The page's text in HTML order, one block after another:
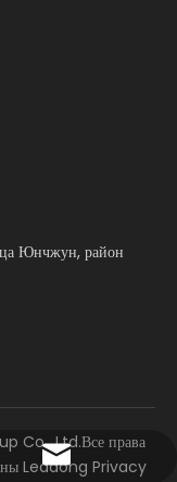
Юнчжун, район
Co., Ltd.Все права
Leadong Privacy